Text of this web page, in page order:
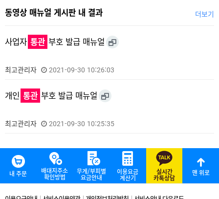
동영상 매뉴얼 게시판 내 결과 더보기
사업자 통관 부호 발급 매뉴얼
최고관리자 2021-09-30 10:26:03
개인 통관 부호 발급 매뉴얼
최고관리자 2021-09-30 10:25:35
내 주문 배대지주소
확인방법
무게/부피별
요금안내
이용요금
계산기
실시간
카톡상담
맨 위로